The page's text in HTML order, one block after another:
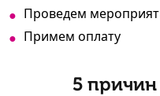
Проведем
Примем оплату
5